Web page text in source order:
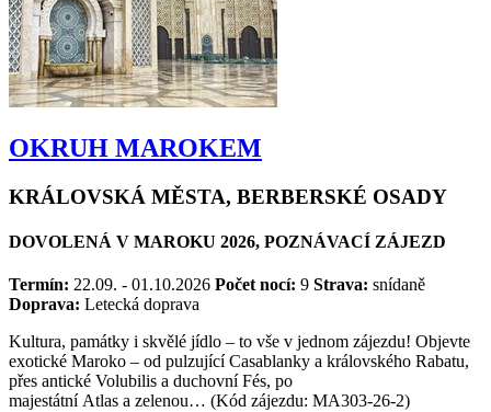
OKRUH MAROKEM
KRÁLOVSKÁ MĚSTA, BERBERSKÉ OSADY
DOVOLENÁ V MAROKU 2026, POZNÁVACÍ ZÁJEZD
Termín: 22.09. - 01.10.2026 Počet nocí: 9 Strava: snídaně
Doprava: Letecká doprava
Kultura, památky i skvělé jídlo – to vše v jednom zájezdu! Objevte
exotické Maroko – od pulzující Casablanky a královského Rabatu,
přes antické Volubilis a duchovní Fés, po
majestátní Atlas a zelenou… (Kód zájezdu: MA303-26-2)